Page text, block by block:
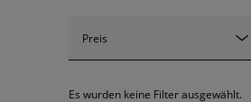
Preis
Es wurden keine Filter ausgewählt.